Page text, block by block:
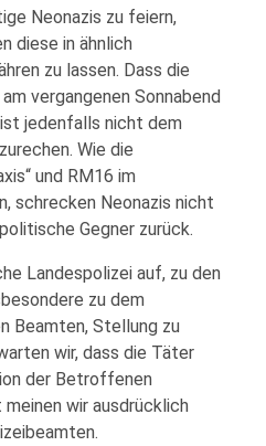
Neonazis zu feiern,
diese in ähnlich
zu lassen. Dass die
vergangenen Sonnabend
jedenfalls nicht dem
Wie die
und RM16 im
schrecken Neonazis nicht
Gegner zurück.
Landespolizei auf, zu den
zu dem
Beamten, Stellung zu
wir, dass die Täter
der Betroffenen
wir ausdrücklich